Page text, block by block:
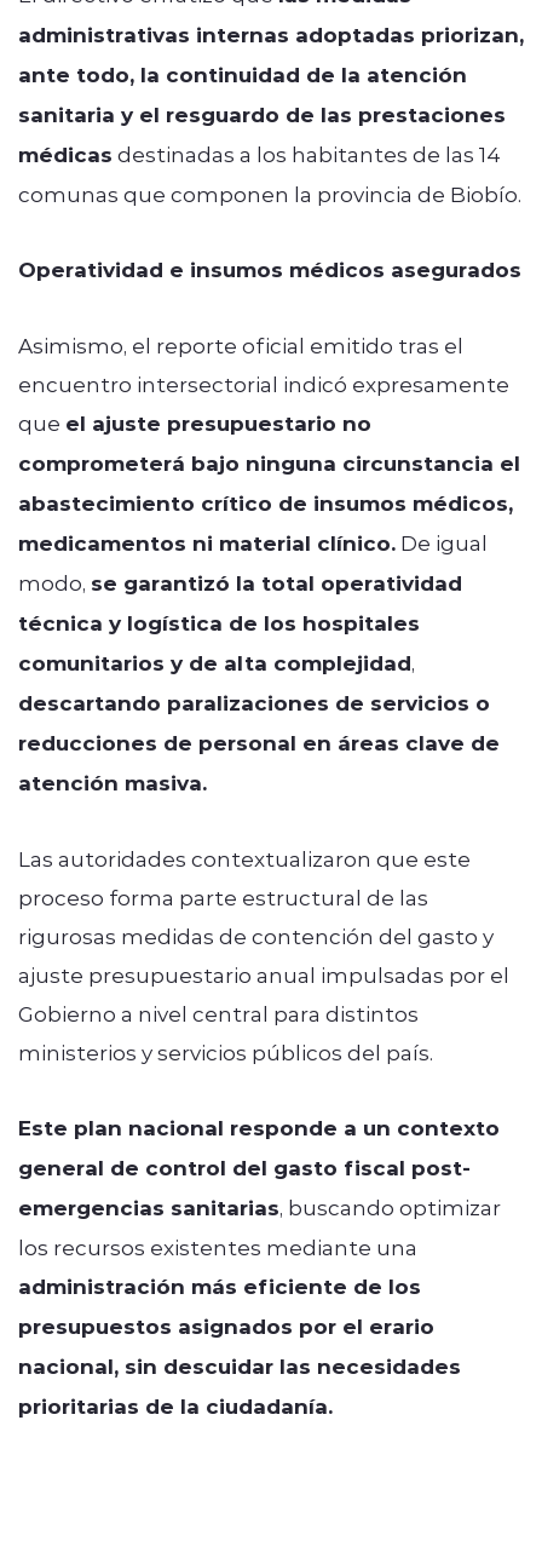
administrativas internas adoptadas priorizan,
ante todo, la continuidad de la atención
sanitaria y el resguardo de las prestaciones
médicas destinadas a los habitantes de las 14
comunas que componen la provincia de Biobío.
Operatividad e insumos médicos asegurados
Asimismo, el reporte oficial emitido tras el
encuentro intersectorial indicó expresamente
que el ajuste presupuestario no
comprometerá bajo ninguna circunstancia el
abastecimiento crítico de insumos médicos,
medicamentos ni material clínico. De igual
modo, se garantizó la total operatividad
técnica y logística de los hospitales
comunitarios y de alta complejidad,
descartando paralizaciones de servicios o
reducciones de personal en áreas clave de
atención masiva.
Las autoridades contextualizaron que este
proceso forma parte estructural de las
rigurosas medidas de contención del gasto y
ajuste presupuestario anual impulsadas por el
Gobierno a nivel central para distintos
ministerios y servicios públicos del país.
Este plan nacional responde a un contexto
general de control del gasto fiscal post-
emergencias sanitarias, buscando optimizar
los recursos existentes mediante una
administración más eficiente de los
presupuestos asignados por el erario
nacional, sin descuidar las necesidades
prioritarias de la ciudadanía.